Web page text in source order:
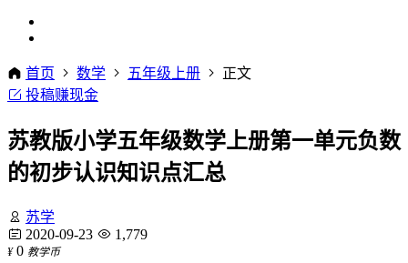
首页 数学 五年级上册
正文
投稿赚现金
苏教版小学五年级数学上册第一单元负数
的初步认识知识点汇总
苏学
2020-09-23
1,779
¥ 0 教学币